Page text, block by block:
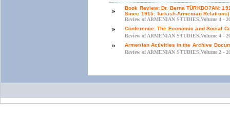
»
Book Review: Dr. Berna TÜRKDO?AN:
Since 1915: Turkish-Armenian Relations)
Review of ARMENIAN STUDIES,Volume 4 -
»
Conference: The Economic and Social
Review of ARMENIAN STUDIES,Volume 4 -
»
Armenian Activities in the Archive
Review of ARMENIAN STUDIES,Volume 2 -